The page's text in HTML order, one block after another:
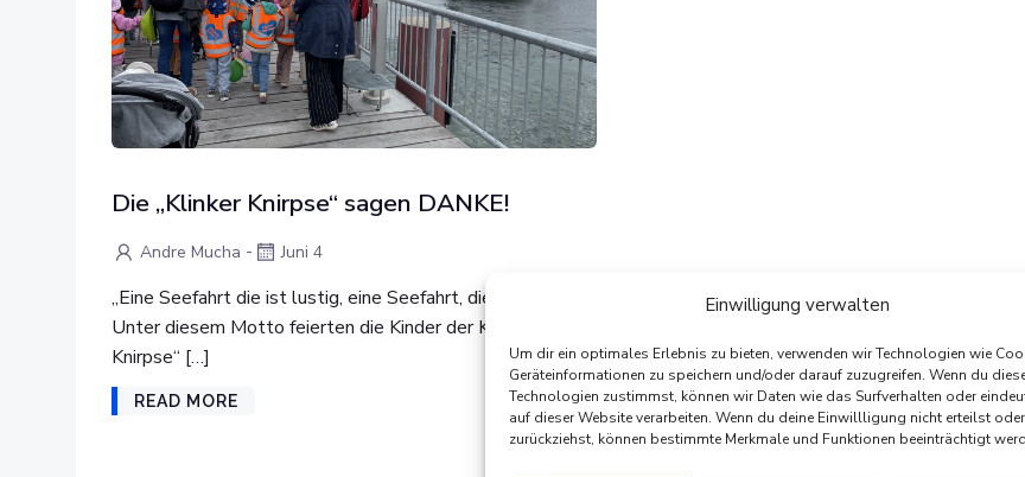
Einwilligung verwalten
Um dir ein optimales Erlebnis zu bieten, verwenden wir Technologien wie
Geräteinformationen zu speichern und/oder darauf zuzugreifen. Wenn du
Technologien zustimmst, können wir Daten wie das Surfverhalten oder
auf dieser Website verarbeiten. Wenn du deine Einwillligung nicht erteilst oder
zurückziehst, können bestimmte Merkmale und Funktionen beeinträchtigt
Die „Klinker Knirpse“ sagen DANKE!
Andre Mucha - Juni 4
„Eine Seefahrt die ist lustig, eine Seefahrt, die ist schön…!“
Unter diesem Motto feierten die Kinder der Kita „Klinker
Knirpse“ […]
READ MORE